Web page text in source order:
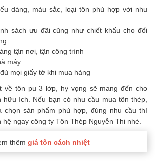
dáng, màu sắc, loại tôn phù hợp với nhu
sách ưu đãi cũng như chiết khấu cho đối
tận nơi, tận công trình
máy
mọi giấy tờ khi mua hàng
về tôn pu 3 lớp, hy vọng sẽ mang đến cho
hữu ích. Nếu bạn có nhu cầu mua tôn thép,
chọn sản phẩm phù hợp, đúng nhu cầu thì
ngay công ty Tôn Thép Nguyễn Thi nhé.
thêm giá tôn cách nhiệt